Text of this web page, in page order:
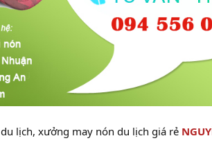
lịch, xưởng may nón du lịch giá rẻ